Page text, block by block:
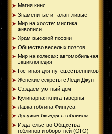
Магия кино
Знаменитые и талантливые
Мир на холсте: мистика
живописи
Храм высокой поэзии
Общество веселых поэтов
Мир на колесах: автомобильная
энциклопедия
Гостиная для путешественников
Женские секреты с Леди Джун
Создаем уютный дом
Кулинарная книга таверны
Лавка гоблина Фингуса
Досужие беседы с гоблином
Издательство Общества
гоблинов и оборотней (ОГО)